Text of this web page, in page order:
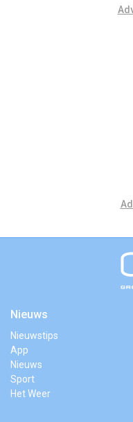
Nieuws
Nieuwstips
App
Nieuws
Sport
Het Weer